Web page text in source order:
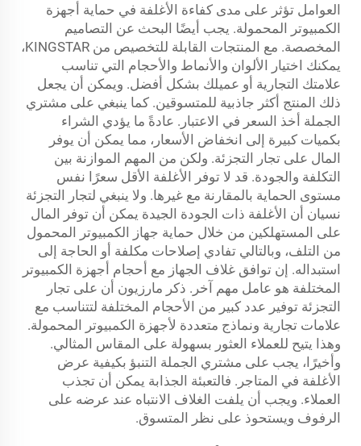
العوامل تؤثر على مدى كفاءة الأغلفة في حماية أجهزة
الكمبيوتر المحمولة. يجب أيضًا البحث عن التصاميم
المخصصة. مع المنتجات القابلة للتخصيص من KINGSTAR،
يمكنك اختيار الألوان والأنماط والأحجام التي تناسب
علامتك التجارية أو عميلك بشكل أفضل. ويمكن أن يجعل
ذلك المنتج أكثر جاذبية للمتسوقين. كما ينبغي على مشتري
الجملة أخذ السعر في الاعتبار. عادةً ما يؤدي الشراء
بكميات كبيرة إلى انخفاض الأسعار، مما يمكن أن يوفر
المال على تجار التجزئة. ولكن من المهم الموازنة بين
التكلفة والجودة. قد لا توفر الأغلفة الأقل سعرًا نفس
مستوى الحماية بالمقارنة مع غيرها. ولا ينبغي لتجار التجزئة
نسيان أن الأغلفة ذات الجودة الجيدة يمكن أن توفر المال
على المستهلكين من خلال حماية جهاز الكمبيوتر المحمول
من التلف، وبالتالي تفادي إصلاحات مكلفة أو الحاجة إلى
استبداله. إن توافق غلاف الجهاز مع أحجام أجهزة الكمبيوتر
المختلفة هو عامل مهم آخر. ذكر مارزيون أن على تجار
التجزئة توفير عدد كبير من الأحجام المختلفة لتتناسب مع
علامات تجارية ونماذج متعددة لأجهزة الكمبيوتر المحمولة.
وهذا يتيح للعملاء العثور بسهولة على المقاس المثالي.
وأخيرًا، يجب على مشتري الجملة التنبؤ بكيفية عرض
الأغلفة في المتاجر. فالتعبئة الجذابة يمكن أن تجذب
العملاء. ويجب أن يلفت الغلاف الانتباه عند عرضه على
الرفوف ويستحوذ على نظر المتسوق.